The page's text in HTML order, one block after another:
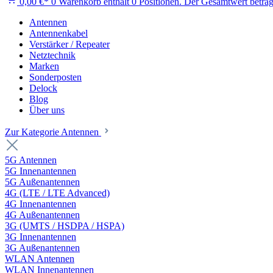
Antennen
Antennenkabel
Verstärker / Repeater
Netztechnik
Marken
Sonderposten
Delock
Blog
Über uns
Zur Kategorie Antennen
5G Antennen
5G Innenantennen
5G Außenantennen
4G (LTE / LTE Advanced)
4G Innenantennen
4G Außenantennen
3G (UMTS / HSDPA / HSPA)
3G Innenantennen
3G Außenantennen
WLAN Antennen
WLAN Innenantennen